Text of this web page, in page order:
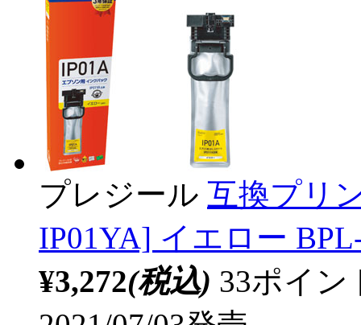
プレジール 互換プリ
IP01YA] イエロー
¥3,272(税込) 33ポイ